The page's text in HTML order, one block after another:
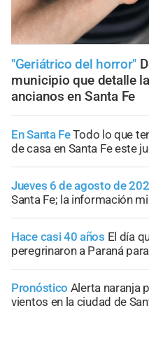
"Geriátrico del horror"
municipio que detalle
ancianos en Santa Fe
En Santa FeTodo lo que
de casa en Santa Fe este
Jueves 6 de agosto de
Santa Fe; la información
Hace casi 40 años El día
peregrinaron a Paraná
Pronóstico Alerta naranja
vientos en la ciudad de